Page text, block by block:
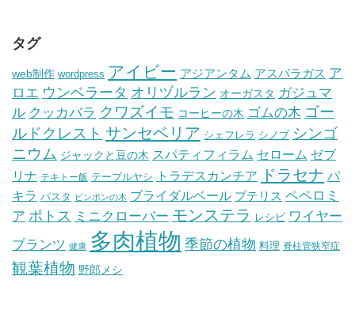
タグ
web制作 wordpress アイビー アジアンタム アスパラガス ア
ロエ ウンベラータ オリヅルラン オーガスタ ガジュマ
ル クッカバラ クワズイモ コーヒーの木 ゴムの木 ゴー
ルドクレスト サンセベリア シェフレラ シノブ シンゴ
ニウム ジャックと豆の木 スパティフィラム セローム ゼブ
リナ テキトー飯 テーブルヤシ トラデスカンチア ドラセナ パ
キラ パスタ ピンポンの木 ブライダルベール プテリス ペペロミ
ア ポトス ミニクローバー モンステラ レシピ ワイヤー
プランツ 健康 多肉植物 季節の植物 料理 脊柱管狭窄症
観葉植物 野郎メシ